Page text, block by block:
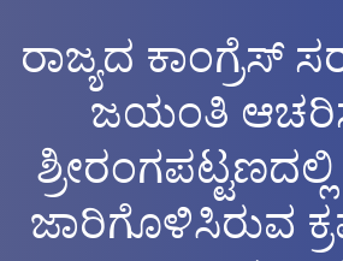
ರಾಜ್ಯದ ಕಾಂಗ್ರೆಸ್‌
ಜಯಂತಿ
ಜಾರಿಗೊಳಿಸಿರುವ